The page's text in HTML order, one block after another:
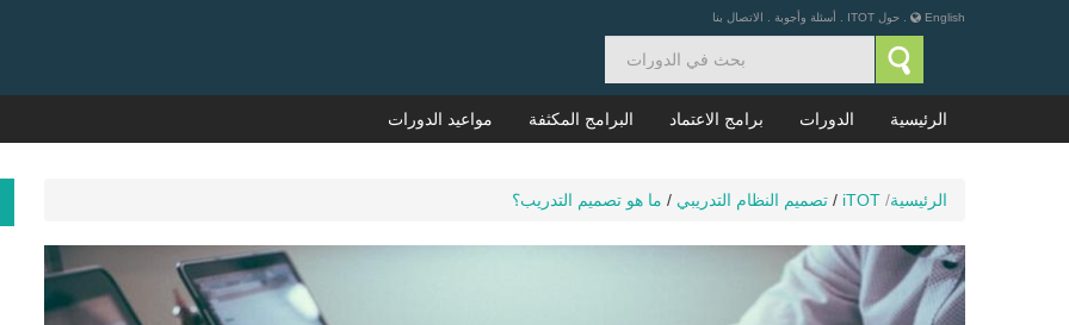
English حول ITOT أسئلة وأجوبة الاتصال بنا
الرئيسية الدورات برامج الاعتماد البرامج المكثفة مواعيد الدورات
الرئيسية/
iTOT
/ تصميم النظام التدريبي / ما هو تصميم التدريب؟